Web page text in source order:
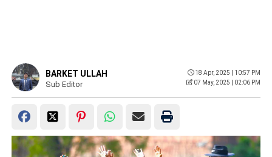
BARKET ULLAH
Sub Editor
18 Apr, 2025 | 10:57 PM
07 May, 2025 | 02:06 PM